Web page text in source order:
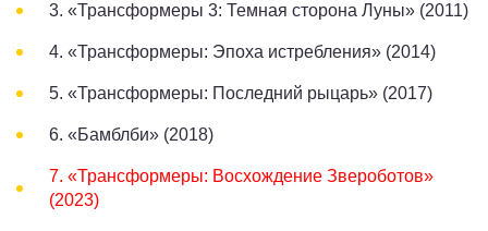
3. «Трансформеры 3: Темная сторона Луны» (2011)
4. «Трансформеры: Эпоха истребления» (2014)
5. «Трансформеры: Последний рыцарь» (2017)
6. «Бамблби» (2018)
7. «Трансформеры: Восхождение Звероботов»
(2023)